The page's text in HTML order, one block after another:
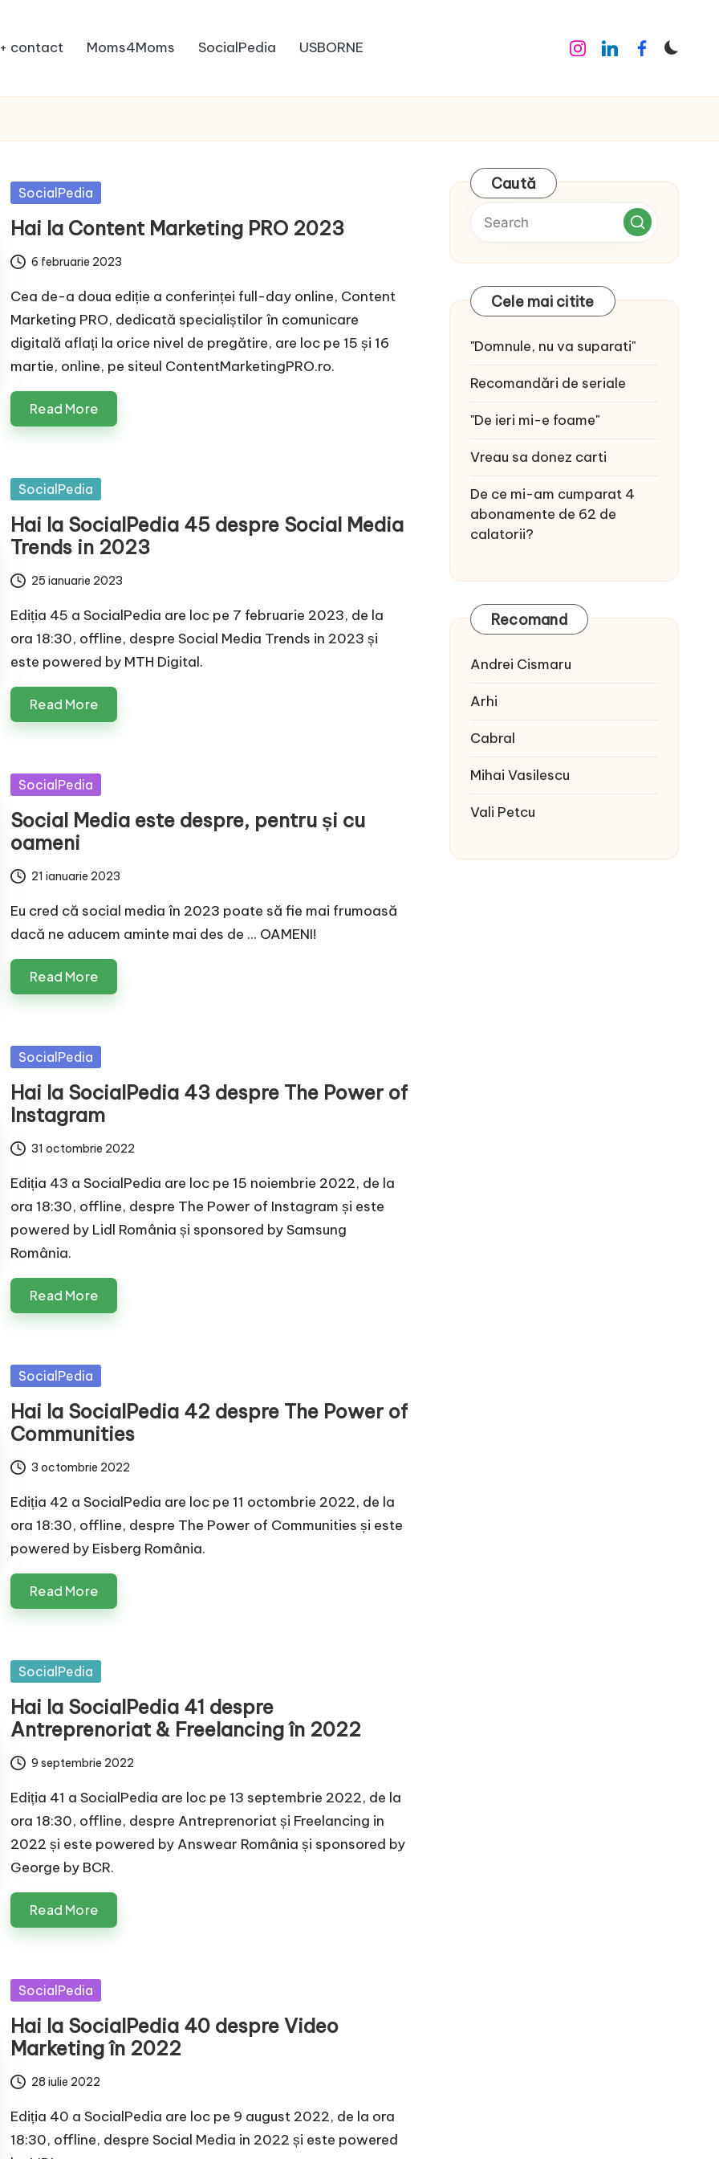
contact Moms4Moms SocialPedia USBORNE Instagram
LinkedinFacebook
Posted
SocialPedia
Hai la Content Marketing PRO 2023
6 februarie 2023
Cea de-a doua ediție a conferinței full-day online, Content
Marketing PRO, dedicată specialiștilor în comunicare
digitală aflați la orice nivel de pregătire, are loc pe 15 și 16
martie, online, pe siteul ContentMarketingPRO.ro.
Read More
Posted
SocialPedia
Hai la SocialPedia 45 despre Social Media
Trends in 2023
25 ianuarie 2023
Ediția 45 a SocialPedia are loc pe 7 februarie 2023, de la
ora 18:30, offline, despre Social Media Trends in 2023 și
este powered by MTH Digital.
Read More
Posted
SocialPedia
Social Media este despre, pentru și cu
oameni
21 ianuarie 2023
Eu cred că social media în 2023 poate să fie mai frumoasă
dacă ne aducem aminte mai des de ... OAMENI!
Read More
Posted
SocialPedia
Hai la SocialPedia 43 despre The Power of
Instagram
31 octombrie 2022
Ediția 43 a SocialPedia are loc pe 15 noiembrie 2022, de la
ora 18:30, offline, despre The Power of Instagram și este
powered by Lidl România și sponsored by Samsung
România.
Read More
Posted
SocialPedia
Hai la SocialPedia 42 despre The Power of
Communities
3 octombrie 2022
Ediția 42 a SocialPedia are loc pe 11 octombrie 2022, de la
ora 18:30, offline, despre The Power of Communities și este
powered by Eisberg România.
Read More
Posted
SocialPedia
Hai la SocialPedia 41 despre
Antreprenoriat & Freelancing în 2022
9 septembrie 2022
Ediția 41 a SocialPedia are loc pe 13 septembrie 2022, de la
ora 18:30, offline, despre Antreprenoriat și Freelancing in
2022 și este powered by Answear România și sponsored by
George by BCR.
Read More
Posted
SocialPedia
Hai la SocialPedia 40 despre Video
Marketing în 2022
28 iulie 2022
Ediția 40 a SocialPedia are loc pe 9 august 2022, de la ora
18:30, offline, despre Social Media in 2022 și este powered
Caută
Cele mai citite
"Domnule, nu va suparati"
Recomandări de seriale
"De ieri mi-e foame"
Vreau sa donez carti
De ce mi-am cumparat 4
abonamente de 62 de
calatorii?
Recomand
Andrei Cismaru
Arhi
Cabral
Mihai Vasilescu
Vali Petcu